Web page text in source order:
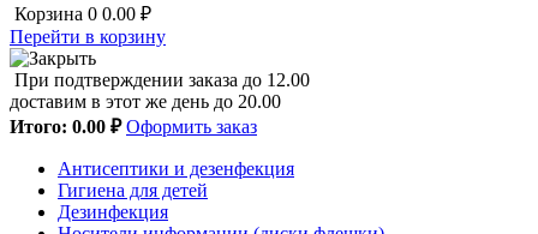
Корзина 0 0.00 ₽
Перейти в корзину
При подтверждении заказа до 12.00
доставим в этот же день до 20.00
Итого: 0.00 ₽ Оформить заказ
Антисептики и дезенфекция
Гигиена для детей
Дезинфекция